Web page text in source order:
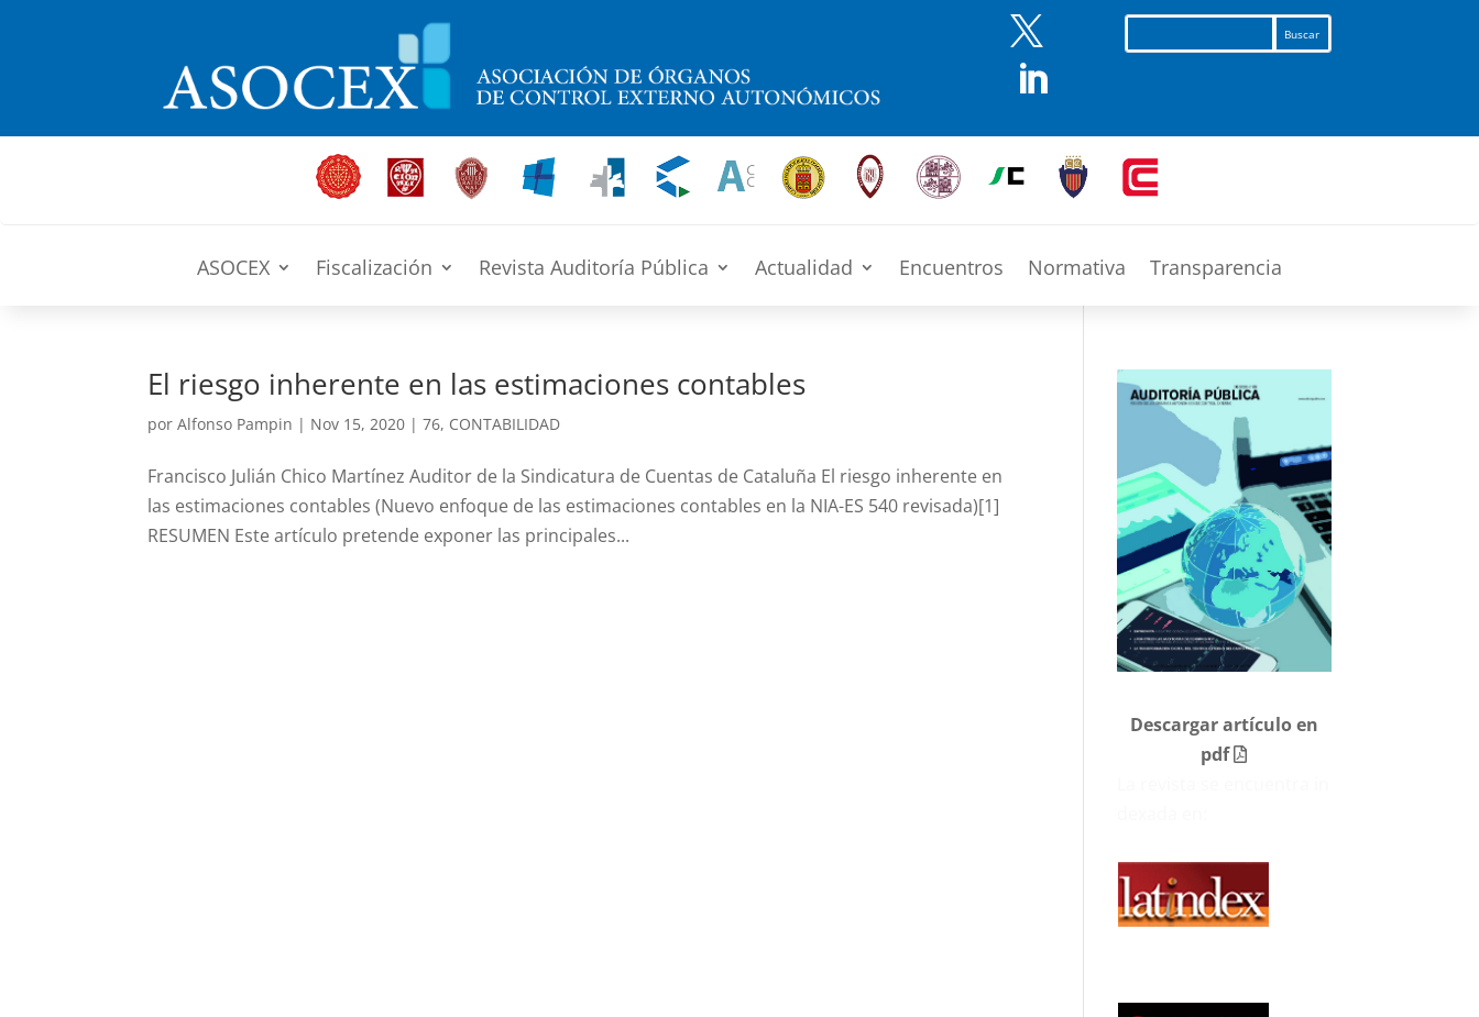


ASOCEX Fiscalización Revista Auditoría Pública Actualidad Encuentros Normativa Transparencia
El riesgo inherente en las estimaciones contables
porAlfonso Pampin | Nov 15, 2020 |76, CONTABILIDAD
Francisco Julián Chico Martínez Auditor de la Sindicatura de Cuentas de Cataluña El riesgo inherente en
las estimaciones contables (Nuevo enfoque de las estimaciones contables en la NIA-ES 540 revisada)[1]
RESUMEN Este artículo pretende exponer las principales...
Descargar artículo en
pdf